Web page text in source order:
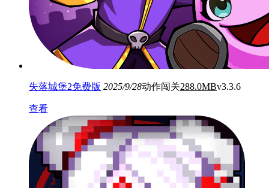
失落城堡2免费版 2025/9/28动作闯关288.0MBv3.3.6
查看